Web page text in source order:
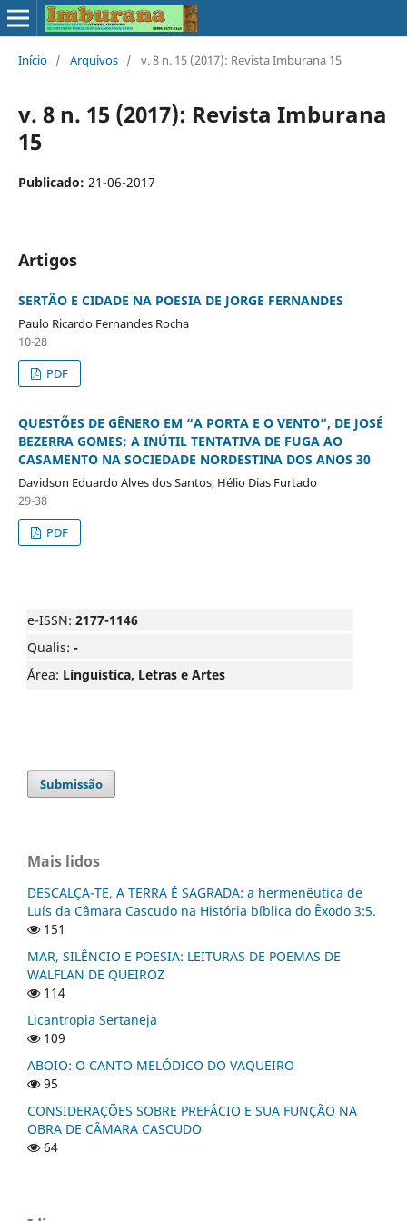
Início / Arquivos / v. 8 n. 15 (2017): Revista Imburana 15
v. 8 n. 15 (2017): Revista Imburana
15
Publicado: 21-06-2017
Artigos
SERTÃO E CIDADE NA POESIA DE JORGE FERNANDES
Paulo Ricardo Fernandes Rocha
10-28
PDF
QUESTÕES DE GÊNERO EM “A PORTA E O VENTO”, DE JOSÉ
BEZERRA GOMES: A INÚTIL TENTATIVA DE FUGA AO
CASAMENTO NA SOCIEDADE NORDESTINA DOS ANOS 30
Davidson Eduardo Alves dos Santos, Hélio Dias Furtado
29-38
PDF
e-ISSN: 2177-1146
Qualis: -
Área: Linguística, Letras e Artes
Submissão
Mais lidos
DESCALÇA-TE, A TERRA É SAGRADA: a hermenêutica de
Luís da Câmara Cascudo na História bíblica do Êxodo 3:5.
151
MAR, SILÊNCIO E POESIA: LEITURAS DE POEMAS DE
WALFLAN DE QUEIROZ
114
Licantropia Sertaneja
109
ABOIO: O CANTO MELÓDICO DO VAQUEIRO
95
CONSIDERAÇÕES SOBRE PREFÁCIO E SUA FUNÇÃO NA
OBRA DE CÂMARA CASCUDO
64